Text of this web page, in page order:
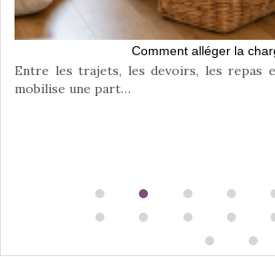
Comment alléger la
Entre les trajets, les devoirs, les repas
mobilise une part…